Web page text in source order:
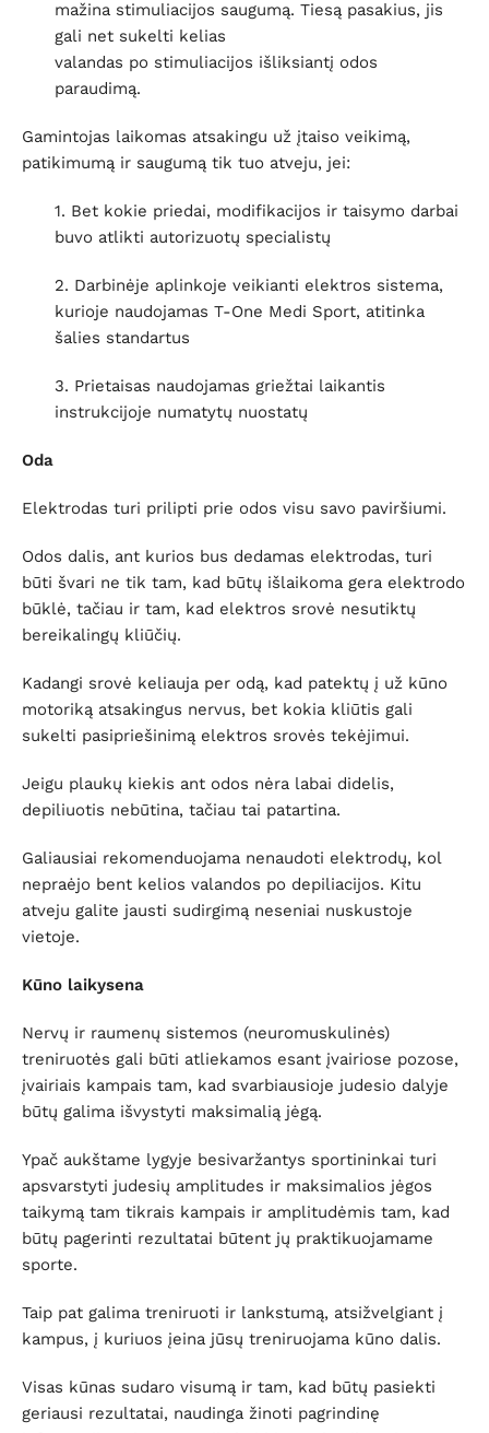
mažina stimuliacijos saugumą. Tiesą pasakius, jis
gali net sukelti kelias
valandas po stimuliacijos išliksiantį odos
paraudimą.
Gamintojas laikomas atsakingu už įtaiso veikimą,
patikimumą ir saugumą tik tuo atveju, jei:
1. Bet kokie priedai, modifikacijos ir taisymo darbai
buvo atlikti autorizuotų specialistų
2. Darbinėje aplinkoje veikianti elektros sistema,
kurioje naudojamas T-One Medi Sport, atitinka
šalies standartus
3. Prietaisas naudojamas griežtai laikantis
instrukcijoje numatytų nuostatų
Oda
Elektrodas turi prilipti prie odos visu savo paviršiumi.
Odos dalis, ant kurios bus dedamas elektrodas, turi
būti švari ne tik tam, kad būtų išlaikoma gera elektrodo
būklė, tačiau ir tam, kad elektros srovė nesutiktų
bereikalingų kliūčių.
Kadangi srovė keliauja per odą, kad patektų į už kūno
motoriką atsakingus nervus, bet kokia kliūtis gali
sukelti pasipriešinimą elektros srovės tekėjimui.
Jeigu plaukų kiekis ant odos nėra labai didelis,
depiliuotis nebūtina, tačiau tai patartina.
Galiausiai rekomenduojama nenaudoti elektrodų, kol
nepraėjo bent kelios valandos po depiliacijos. Kitu
atveju galite jausti sudirgimą neseniai nuskustoje
vietoje.
Kūno laikysena
Nervų ir raumenų sistemos (neuromuskulinės)
treniruotės gali būti atliekamos esant įvairiose pozose,
įvairiais kampais tam, kad svarbiausioje judesio dalyje
būtų galima išvystyti maksimalią jėgą.
Ypač aukštame lygyje besivaržantys sportininkai turi
apsvarstyti judesių amplitudes ir maksimalios jėgos
taikymą tam tikrais kampais ir amplitudėmis tam, kad
būtų pagerinti rezultatai būtent jų praktikuojamame
sporte.
Taip pat galima treniruoti ir lankstumą, atsižvelgiant į
kampus, į kuriuos įeina jūsų treniruojama kūno dalis.
Visas kūnas sudaro visumą ir tam, kad būtų pasiekti
geriausi rezultatai, naudinga žinoti pagrindinę